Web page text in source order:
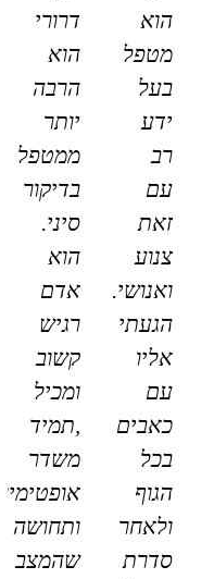
הוא
מטפל
בעל
ידע
רב
עם
זאת
צנוע
ואנושי.
הגעתי
אליו
עם
כאבים
בכל
הגוף
ולאחר
סדרת
דרורי
הוא
הרבה
יותר
ממטפל
בדיקור
סיני.
הוא
אדם
רגיש
קשוב
ומכיל
,תמיד
משדר
אופטימיות
ותחושה
שהמצב